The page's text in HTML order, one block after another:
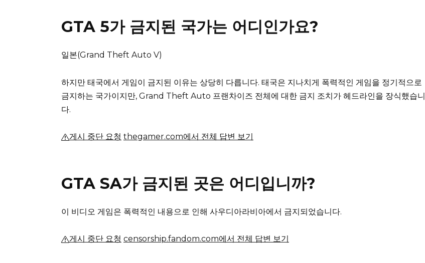
GTA 5가 금지된 국가는 어디인가요?
일본(Grand Theft Auto V)
하지만 태국에서 게임이 금지된 이유는 상당히 다릅니다. 태국은 지나치게 폭력적인 게임을 정기적으로
금지하는 국가이지만, Grand Theft Auto 프랜차이즈 전체에 대한 금지 조치가 헤드라인을 장식했습니
다.
게시 중단 요청 thegamer.com에서 전체 답변 보기
GTA SA가 금지된 곳은 어디입니까?
이 비디오 게임은 폭력적인 내용으로 인해 사우디아라비아에서 금지되었습니다.
게시 중단 요청 censorship.fandom.com에서 전체 답변 보기